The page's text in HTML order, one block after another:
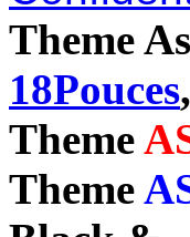
Theme
18Pouces,
Theme
Theme